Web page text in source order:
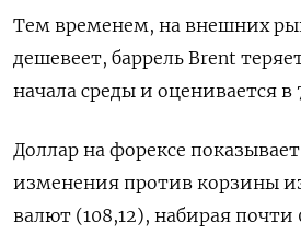
Тем временем, на внешних
дешевеет, баррель Brent
начала среды и оценивается в
Доллар на форексе
изменения против корзины
валют (108,12), набирая почти